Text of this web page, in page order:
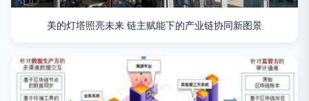
美的灯塔照亮未来 链主赋能下的产业链协同新图景